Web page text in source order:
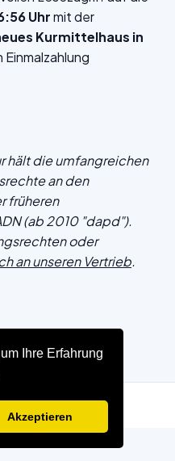
Ihre Erfahrung
Akzeptieren
Uhrmit der
Kurmittelhaus in
hält die umfangreichen
an den
früheren
(ab 2010 "dapd").
oder
an unseren Vertrieb.